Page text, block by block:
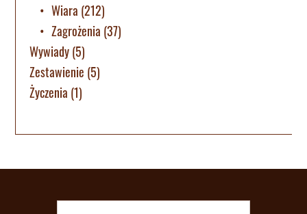
Wiara (212)
Zagrożenia (37)
Wywiady(5)
Zestawienie (5)
Życzenia (1)